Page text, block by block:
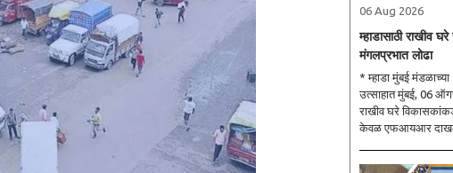
06 Aug 2026
म्हाडासाठी राखीव
मंगलप्रभात लोढा
* म्हाडा मुंबई
उत्साहात मुंबई, 06 ऑगस्ट (हिं.स.) : नवीन गृहनिर्माण प्रकल्पांमध्ये म्हाडासाठी
राखीव घरे
केवळ एफआयआर दाखल